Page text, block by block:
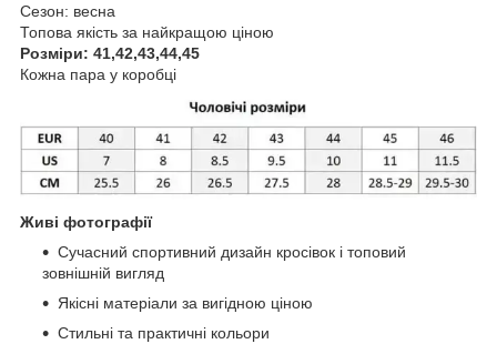
Сезон: весна
Топова якість за найкращою ціною
Розміри: 41,42,43,44,45
Кожна пара у коробці
Живі фотографії
Сучасний спортивний дизайн кросівок і топовий
зовнішній вигляд
Якісні матеріали за вигідною ціною
Стильні та практичні кольори